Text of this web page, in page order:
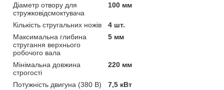
Діаметр отвору для
стружковідсмоктувача
100 мм
Кількість стругальних ножів
4 шт.
Максимальна глибина
стругання верхнього
робочого вала
5 мм
Мінімальна довжина
строгості
220 мм
Потужність двигуна (380 В)
7,5 кВт